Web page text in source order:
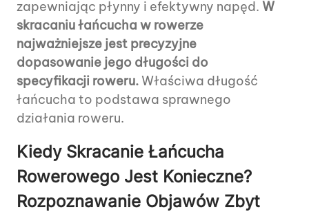
zapewniając płynny i efektywny napęd. W
skracaniu łańcucha w rowerze
najważniejsze jest precyzyjne
dopasowanie jego długości do
specyfikacji roweru. Właściwa długość
łańcucha to podstawa sprawnego
działania roweru.
Kiedy Skracanie Łańcucha
Rowerowego Jest Konieczne?
Rozpoznawanie Objawów Zbyt